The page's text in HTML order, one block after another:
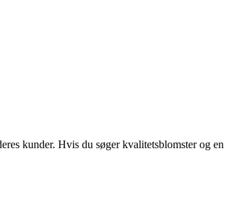
kunder. Hvis du søger kvalitetsblomster og en